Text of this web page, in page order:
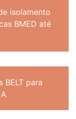
isolamento
BMED até
BELT para